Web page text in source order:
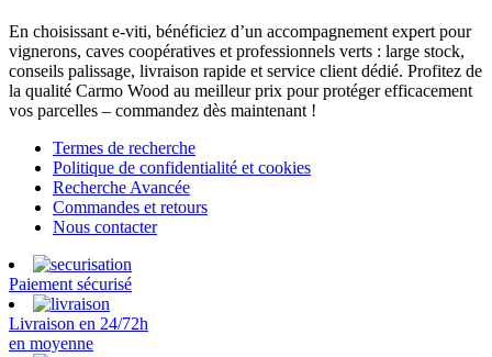
En choisissant e-viti, bénéficiez d’un accompagnement expert pour
vignerons, caves coopératives et professionnels verts : large stock,
conseils palissage, livraison rapide et service client dédié. Profitez de
la qualité Carmo Wood au meilleur prix pour protéger efficacement
vos parcelles – commandez dès maintenant !
Termes de recherche
Politique de confidentialité et cookies
Recherche Avancée
Commandes et retours
Nous contacter
Paiement sécurisé
Livraison en 24/72h
en moyenne